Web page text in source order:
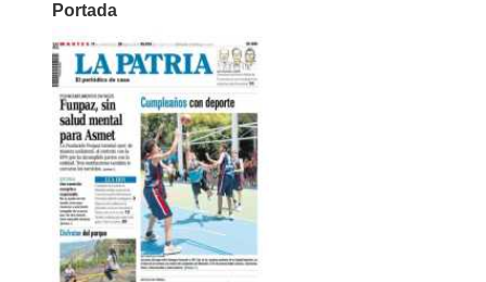
Portada